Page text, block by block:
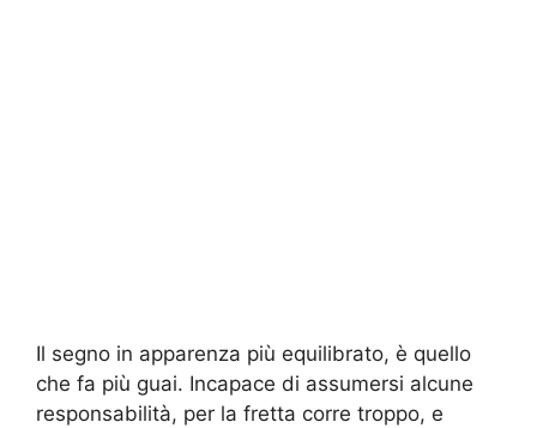
Il segno in apparenza più equilibrato, è quello
che fa più guai. Incapace di assumersi alcune
responsabilità, per la fretta corre troppo, e